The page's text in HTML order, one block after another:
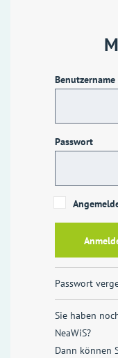
Passwort
Passwort
Sie haben
NeaWiS?
Dann können